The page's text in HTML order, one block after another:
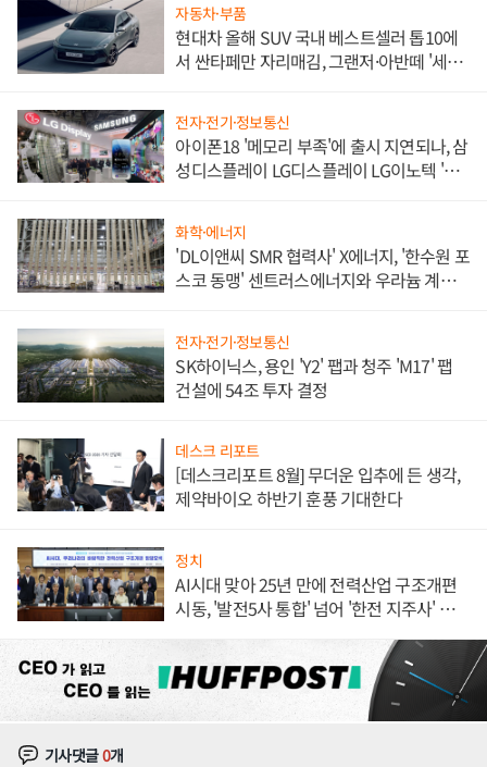
자동차·부품
현대차 올해 SUV 국내 베스트셀러 톱10에
서 싼타페만 자리매김, 그랜저·아반떼 '세단
전자·전기·정보통신
아이폰18 '메모리 부족'에 출시 지연되나, 삼
성디스플레이 LG디스플레이 LG이노텍 '탈
화학·에너지
'DL이앤씨 SMR 협력사' X에너지, '한수원 포
스코 동맹' 센트러스에너지와 우라늄 계약
전자·전기·정보통신
SK하이닉스, 용인 'Y2' 팹과 청주 'M17' 팹
건설에 54조 투자 결정
데스크 리포트
[데스크리포트 8월] 무더운 입추에 든 생각,
제약바이오 하반기 훈풍 기대한다
정치
AI시대 맞아 25년 만에 전력산업 구조개편
시동, '발전5사 통합' 넘어 '한전 지주사' 재편
기사댓글0개